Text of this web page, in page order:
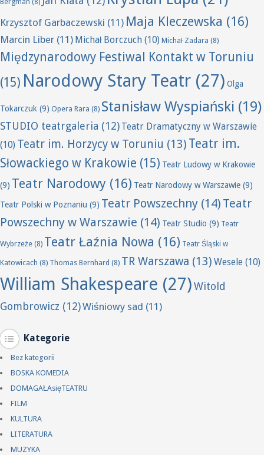
Krzysztof Garbaczewski (11) Maja Kleczewska (16)
Marcin Liber (11) Michał Borczuch (10) Michał Zadara (8)
Międzynarodowy Festiwal Kontakt w Toruniu
(15) Narodowy Stary Teatr (27) Olga
Tokarczuk (9) Opera Rara (8) Stanisław Wyspiański (19)
STUDIO teatrgaleria (12) Teatr Dramatyczny w Warszawie
(10) Teatr im. Horzycy w Toruniu (13) Teatr im.
Słowackiego w Krakowie (15) Teatr Ludowy w Krakowie
(9) Teatr Narodowy (16) Teatr Narodowy w Warszawie (9)
Teatr Polski w Poznaniu (9) Teatr Powszechny (14) Teatr
Powszechny w Warszawie (14) Teatr Studio (9) Teatr
Wybrzeże (8) Teatr Łaźnia Nowa (16) Teatr Śląski w
Katowicach (8) Thomas Bernhard (8) TR Warszawa (13) Wesele (10)
William Shakespeare (27)Witold
Gombrowicz (12)Wiśniowy sad (11)
Kategorie
Bez kategorii
BOSKA KOMEDIA
DOMAGAŁAsięTEATRU
FILM
KULTURA
LITERATURA
MUZYKA